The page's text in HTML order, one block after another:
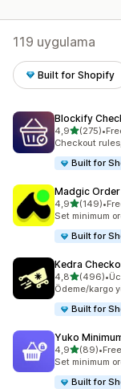
119 uygulama
Built for Shopify
Blockify
4,95 yıldız
(275)
toplam 275•
Checkout
Built for
Madgic
4,95 yıldız
(149)
toplam 149•
Set minimum
Built for
Kedra
4,85 yıldız
(496)
toplam 496 •
Ödeme/kargo
Built for
Yuko
4,95 yıldız
(89)
toplam 89 •Free
Set minimum
Built for